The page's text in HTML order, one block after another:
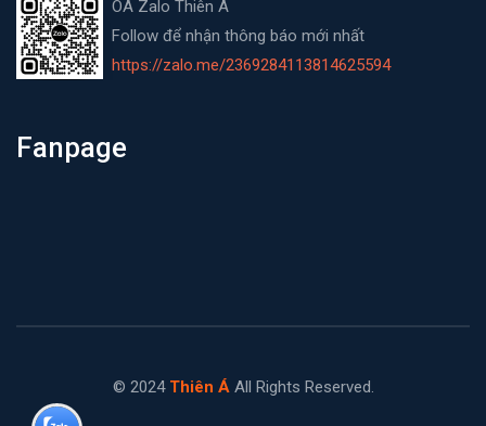
OA Zalo Thiên Á
Follow để nhận thông báo mới nhất
https://zalo.me/2369284113814625594
Fanpage
© 2024 Thiên Á All Rights Reserved.